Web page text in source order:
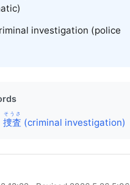
investigation (police
捜査
そうさ
(criminal investigation)